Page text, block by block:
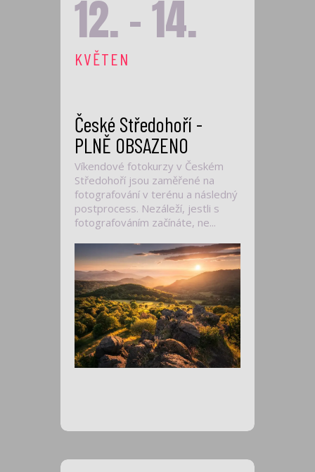
12. - 14.
KVĚTEN
České Středohoří -
PLNĚ OBSAZENO
Víkendové fotokurzy v Českém
Středohoří jsou zaměřené na
fotografování v terénu a následný
postprocess. Nezáleží, jestli s
fotografováním začínáte, ne...